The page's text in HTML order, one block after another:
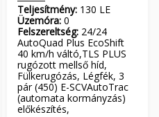
Teljesítmény: 130 LE
Üzemóra: 0
Felszereltség: 24/24
AutoQuad Plus EcoShift
40 km/h váltó,TLS PLUS
rugózott mellső híd,
Fülkerugózás, Légfék, 3
pár (450) E-SCVAutoTrac
(automata kormányzás)
előkészítés,